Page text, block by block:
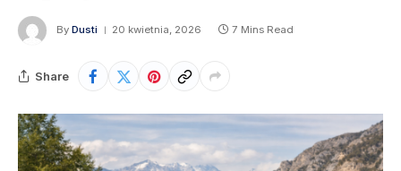
By Dusti 20 kwietnia, 2026 7 Mins Read
Share